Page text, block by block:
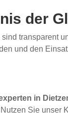
der
sind transparent
und den
in
Sie unser